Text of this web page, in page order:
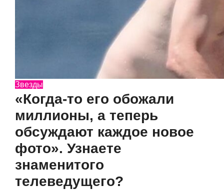
Звезды
«Когда-то его обожали
миллионы, а теперь
обсуждают каждое новое
фото». Узнаете
знаменитого
телеведущего?